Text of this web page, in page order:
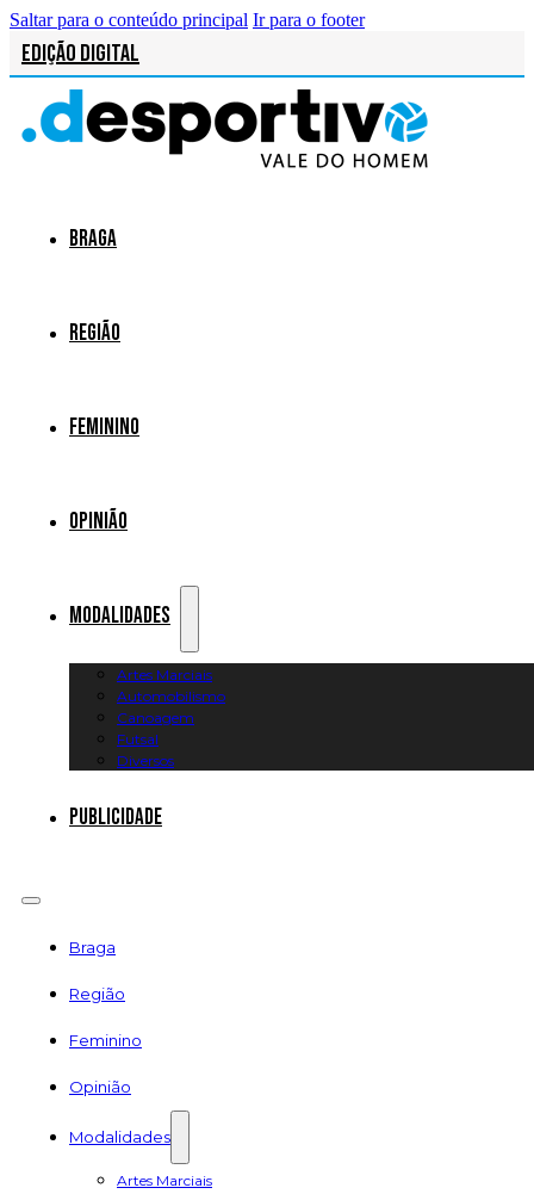
Saltar para o conteúdo principal Ir para o footer
Edição Digital
Braga
Região
Feminino
Opinião
Modalidades
Artes Marciais
Automobilismo
Canoagem
Futsal
Diversos
Publicidade
Braga
Região
Feminino
Opinião
Modalidades
Artes Marciais